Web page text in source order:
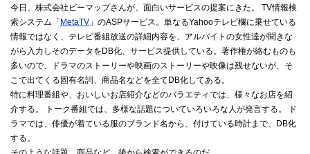
今日、株式会社ビーマップさんが、面白いサービスの提案にきた。 TV情報検
索システム「 MetaTV 」のASPサービス。単なるYahooテレビ欄に乗せている
情報ではなく、テレビ番組放送の詳細内容を、アルバイトの女性達が聞きな
がら入力しそのデータをDB化、サービス提供している。著作権が絡むものも
多いので、ドラマのストーリーや映画のストーリーや映像は残せないが、そ
こで出てくる固有名詞、商品名などを全てDB化してある。
特に料理番組や、おいしいお店紹介などのバラエティでは、様々なお店を紹
介する。 トーク番組では、多様な話題についていろいろな人が発言する。 ド
ラマでは、俳優が着ている服のブランド名から、付けている時計まで、DB化
する。